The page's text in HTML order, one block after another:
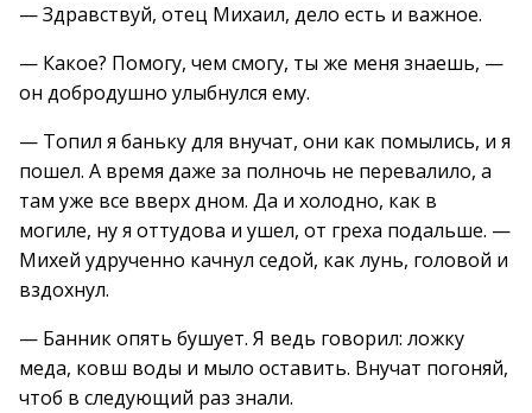
— Здравствуй, отец Михаил, дело есть и важное.
— Какое? Помогу, чем смогу, ты же меня знаешь, —
он добродушно улыбнулся ему.
— Топил я баньку для внучат, они как помылись, и я
пошел. А время даже за полночь не перевалило, а
там уже все вверх дном. Да и холодно, как в
могиле, ну я оттудова и ушел, от греха подальше. —
Михей удрученно качнул седой, как лунь, головой и
вздохнул.
— Банник опять бушует. Я ведь говорил: ложку
меда, ковш воды и мыло оставить. Внучат погоняй,
чтоб в следующий раз знали.